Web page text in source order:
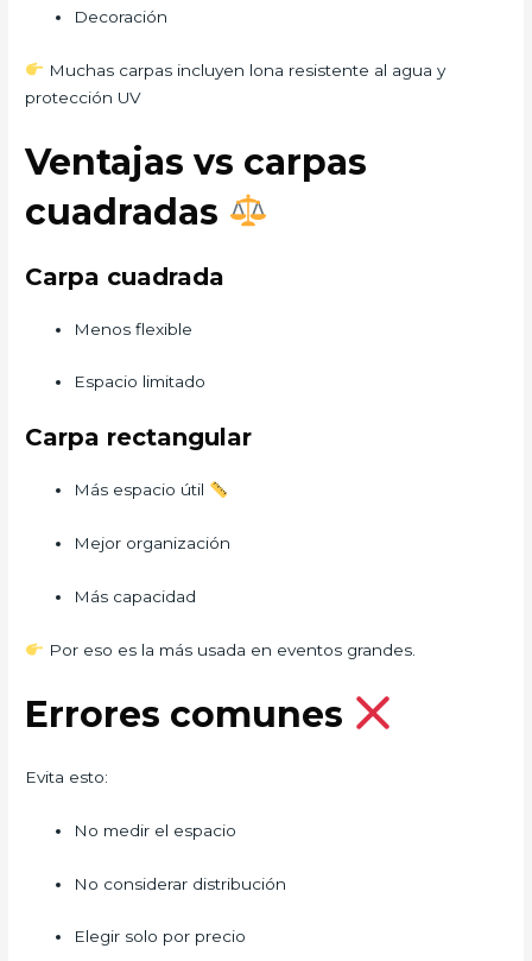
Decoración
Muchas carpas incluyen lona resistente al agua y
protección UV
Ventajas vs carpas
cuadradas
Carpa cuadrada
Menos flexible
Espacio limitado
Carpa rectangular
Más espacio útil
Mejor organización
Más capacidad
Por eso es la más usada en eventos grandes.
Errores comunes
Evita esto:
No medir el espacio
No considerar distribución
Elegir solo por precio